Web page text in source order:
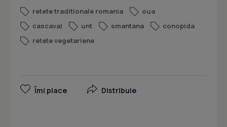
retete traditionale romania
oua
cascaval
unt smantana
conopida
retete vegetariene
Îmi place Distribuie